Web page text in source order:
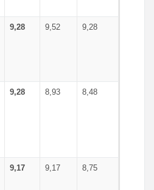
9,28 9,52 9,28
9,28 8,93 8,48
9,17 9,17 8,75